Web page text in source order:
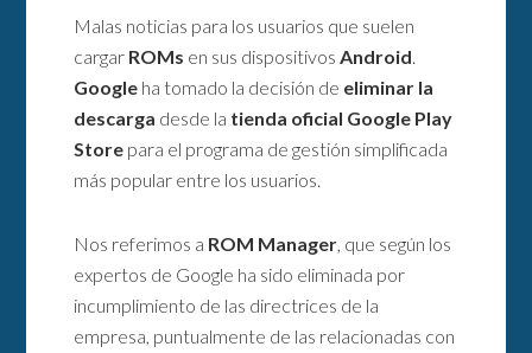
Malas noticias para los usuarios que suelen
cargar ROMs en sus dispositivos Android
Google ha tomado la decisión de eliminar la
descarga desde la tienda oficial Google Play
Store para el programa de gestión simplificada
más popular entre los usuarios.
Nos referimos a ROM Manager , que según los
expertos de Google ha sido eliminada por
incumplimiento de las directrices de la
empresa, puntualmente de las relacionadas con